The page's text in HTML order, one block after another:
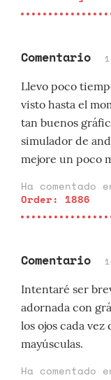
Comentario
Llevo poco
visto hasta el
tan buenos
simulador de
mejore un poco
Ha comentado
Order: 1886
Comentario
Intentaré ser
adornada con
los ojos cada
mayúsculas.
Ha comentado